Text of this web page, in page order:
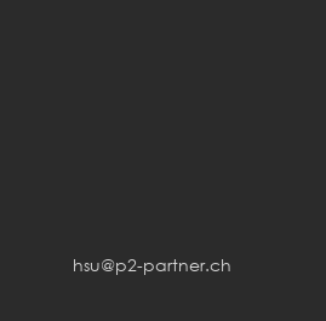
hsu@p2-partner.ch